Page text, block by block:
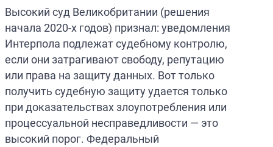
Высокий суд Великобритании (решения
начала 2020-х годов) признал: уведомления
Интерпола подлежат судебному контролю,
если они затрагивают свободу, репутацию
или права на защиту данных. Вот только
получить судебную защиту удается только
при доказательствах злоупотребления или
процессуальной несправедливости — это
высокий порог. Федеральный